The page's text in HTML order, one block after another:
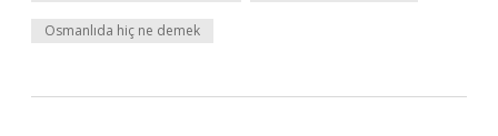
Osmanlıda hiç ne demek